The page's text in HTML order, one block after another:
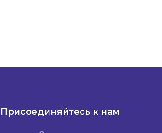
Присоединяйтесь к нам